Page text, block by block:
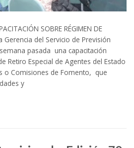
SOBRE RÉGIMEN DE
Gerencia del Servicio de Previsión
pasada una capacitación
Retiro Especial de Agentes del Estado
o Comisiones de Fomento, que
y